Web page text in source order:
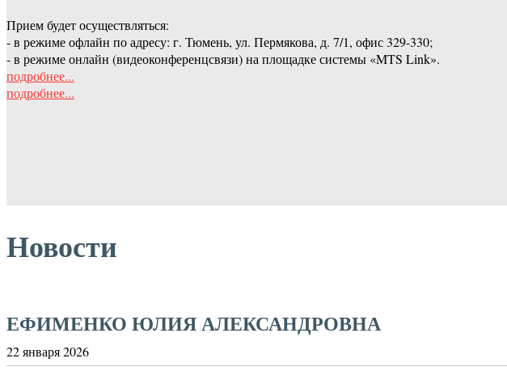
Прием будет осуществляться:
- в режиме офлайн по адресу: г. Тюмень, ул. Пермякова, д. 7/1, офис 329-330;
- в режиме онлайн (видеоконференцсвязи) на площадке системы «MTS Link».
подробнее...
подробнее...
Новости
ЕФИМЕНКО ЮЛИЯ АЛЕКСАНДРОВНА
22 января 2026